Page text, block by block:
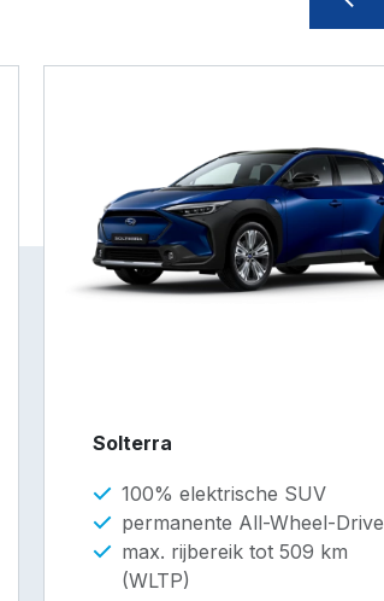
Solterra
100% elektrische SUV
permanente All-Wheel-Drive
max. rijbereik tot 509 km
(WLTP)